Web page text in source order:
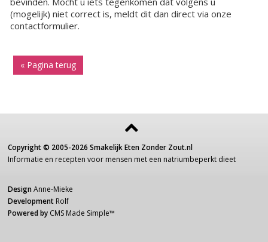
(mogelijk) niet correct is, meldt dit dan direct via onze
contactformulier.
« Pagina terug
Copyright © 2005-2026 Smakelijk Eten Zonder Zout.nl
Informatie en recepten voor mensen met een natriumbeperkt dieet
Design Anne-Mieke
Development Rolf
Powered by CMS Made Simple™